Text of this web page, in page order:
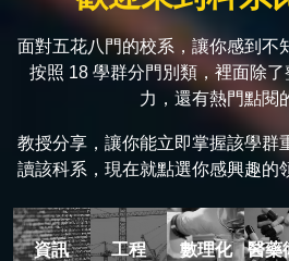
面對五花八門的校系，讓你感到不
按照 18 學群分門別類，裡面除
力，還有熱門點閱
教授分享，讓你能立即掌握該學群
讀該科系，現在就點選你感興趣的
資訊 工程 數理化 醫藥